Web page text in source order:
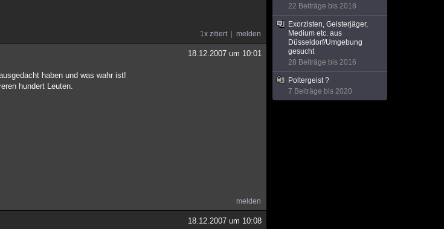
1x zitiert melden
18.12.2007 um 10:01
haben und was wahr ist!
hundert Leuten.
melden
18.12.2007 um 10:08
22 Beiträge bis 2018
Exorzisten, Geisterjäger,
Medium etc. aus
Düsseldorf/Umgebung
gesucht
28 Beiträge bis 2016
Poltergeist ?
7 Beiträge bis 2020